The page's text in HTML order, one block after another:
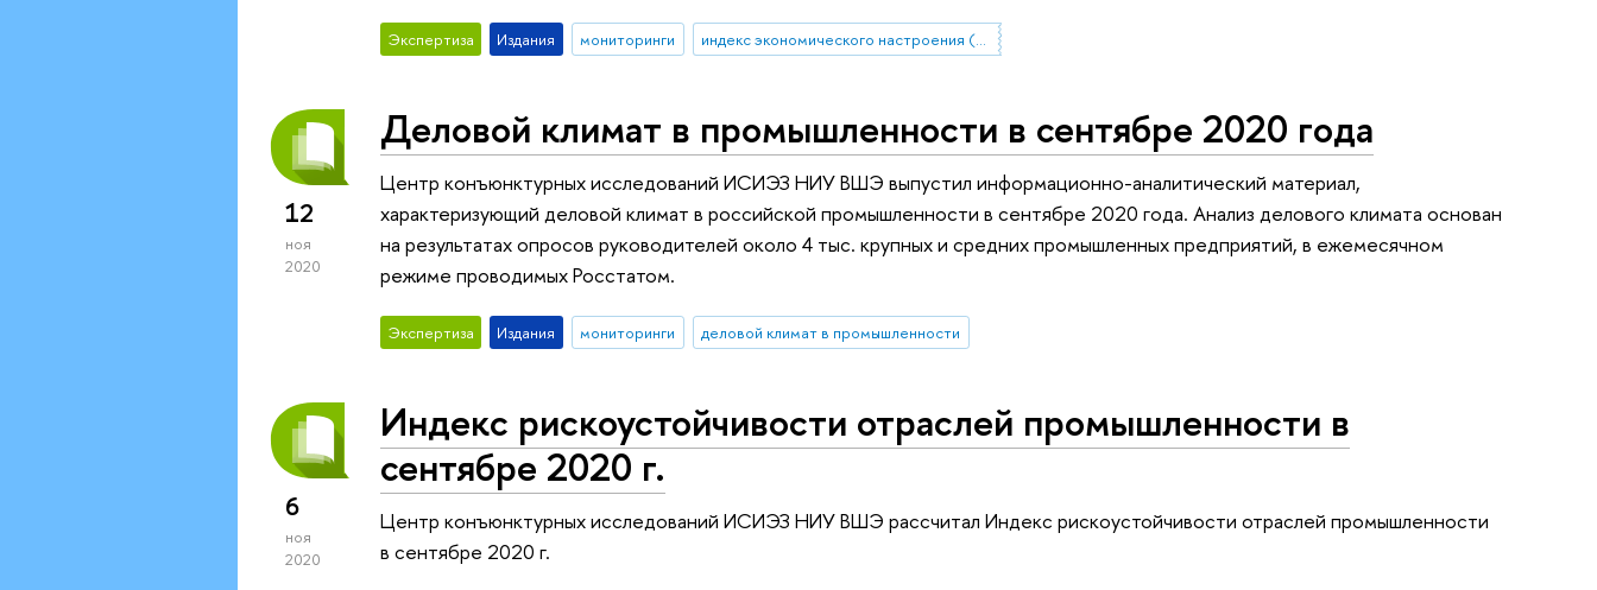
Экспертиза Издания мониторинги индекс экономического настроения (ИЭН ВШЭ)
12
ноя
2020
Деловой климат в промышленности в сентябре 2020 года
Центр конъюнктурных исследований ИСИЭЗ НИУ ВШЭ выпустил информационно-аналитический материал,
характеризующий деловой климат в российской промышленности в сентябре 2020 года. Анализ делового климата основан
на результатах опросов руководителей около 4 тыс. крупных и средних промышленных предприятий, в ежемесячном
режиме проводимых Росстатом.
Экспертиза Издания мониторинги деловой климат в промышленности
6
ноя
2020
Индекс рискоустойчивости отраслей промышленности в
сентябре 2020 г.
Центр конъюнктурных исследований ИСИЭЗ НИУ ВШЭ рассчитал Индекс рискоустойчивости отраслей промышленности
в сентябре 2020 г.